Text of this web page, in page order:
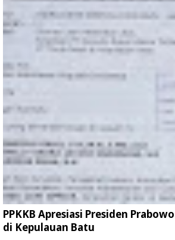
PPKKB Apresiasi Presiden
di Kepulauan Batu